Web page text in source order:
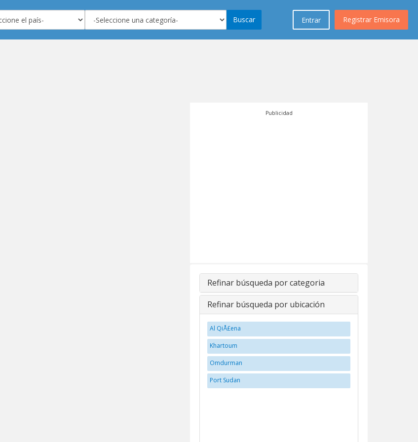
Registrar Emisora
Entrar
Buscar
Publicidad
Refinar búsqueda por categoria
Refinar búsqueda por ubicación
Al QiÅ£ena
Khartoum
Omdurman
Port Sudan